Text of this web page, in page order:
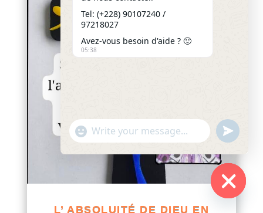
L’ ABSOLUITÉ DE DIEU EN
Tel: (+228) 90107240 /
97218027
Avez-vous besoin d'aide ? 🙂
05:38
"+chaty_settings.lang.emoji_picker+"
WhatsApp
undefined